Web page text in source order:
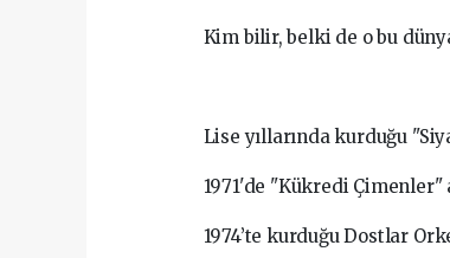
Kim bilir, belki de o bu
Lise yıllarında kurduğu
1971'de "Kükredi
1974’te kurduğu Dostlar